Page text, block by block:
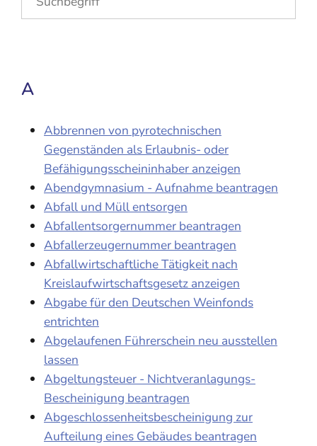
A
Abbrennen von pyrotechnischen
Gegenständen als Erlaubnis- oder
Befähigungsscheininhaber anzeigen
Abendgymnasium - Aufnahme beantragen
Abfall und Müll entsorgen
Abfallentsorgernummer beantragen
Abfallerzeugernummer beantragen
Abfallwirtschaftliche Tätigkeit nach
Kreislaufwirtschaftsgesetz anzeigen
Abgabe für den Deutschen Weinfonds
entrichten
Abgelaufenen Führerschein neu ausstellen
lassen
Abgeltungsteuer - Nichtveranlagungs-
Bescheinigung beantragen
Abgeschlossenheitsbescheinigung zur
Aufteilung eines Gebäudes beantragen